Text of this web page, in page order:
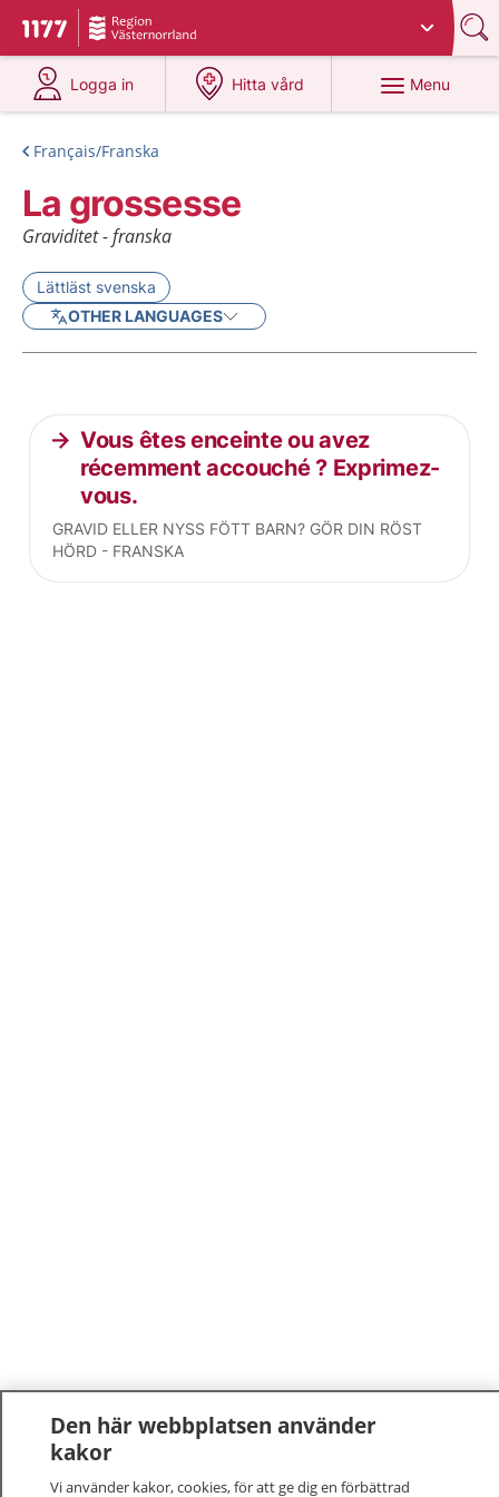
To start page for 1177
Du har valt region
Logga in
at 1177.se
Hitta vård
at 1177.se
Menu
Français/Franska
La grossesse
Graviditet - franska
Lättläst svenska
OTHER LANGUAGES
Current articles
Vous êtes enceinte ou avez
récemment accouché ? Exprimez-
vous.
GRAVID ELLER NYSS FÖTT BARN? GÖR DIN RÖST
HÖRD - FRANSKA
Den här webbplatsen använder
kakor
Vi använder kakor, cookies, för att ge dig en förbättrad